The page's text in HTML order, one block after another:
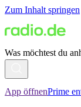
Zum Inhalt springen
Was möchtest du
App öffnenPrime